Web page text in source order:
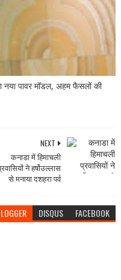
नया पावर मॉडल, अहम फैसलों की
NEXT
कनाडा में हिमाचली
ने हर्षोउल्लास
से मनाया दशहरा पर्व
DISQUS FACEBOOK